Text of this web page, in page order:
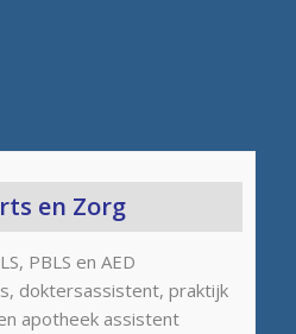
en Zorg
PBLS en AED
doktersassistent, praktijk
apotheek assistent